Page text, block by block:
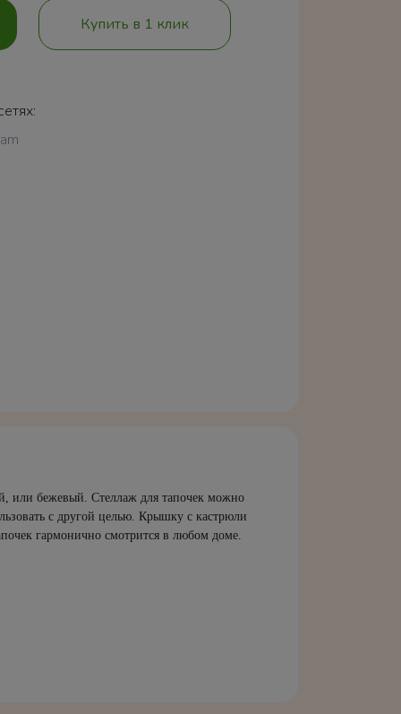
Купить в 1 клик
или бежевый. Стеллаж для тапочек можно
с другой целью. Крышку с кастрюли
гармонично смотрится в любом доме.